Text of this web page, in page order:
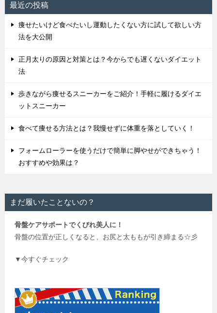
最近の投稿
痩せたいけど食べたいし運動したくない方に試して欲しい方
法を大公開
正月太りの原因と対策とは？今からでも遅くないダイエット
法
歩きながら痩せるスニーカーをご紹介！手軽に履けるダイエ
ットスニーカー
食べて痩せる方法とは？我慢せずに体重を落としていく！
フォームローラーを使うだけで簡単に脚やせができちゃう！
おすすめや効果は？
まだ履いたことないの？
骨盤ケアサポートでくびれ美人に！
骨盤の位置が正しくなると、お尻と太ももが引き締まる☆彡
▼今すぐチェック